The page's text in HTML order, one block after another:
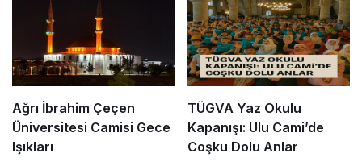
Ağrı İbrahim Çeçen
Üniversitesi Camisi Gece
Işıkları
TÜGVA Yaz Okulu
Kapanışı: Ulu Cami’de
Coşku Dolu Anlar